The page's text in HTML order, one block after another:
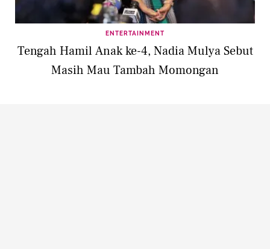
ENTERTAINMENT
Tengah Hamil Anak ke-4, Nadia Mulya Sebut
Masih Mau Tambah Momongan